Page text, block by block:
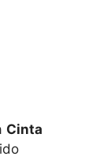
Cinta